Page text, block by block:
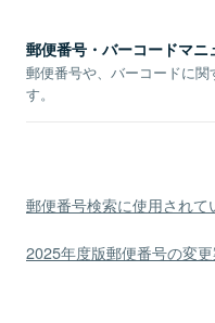
郵便番号・バーコードマニ
郵便番号や、バーコードに
す。
郵便番号検索に使用されて
2025年度版郵便番号の変